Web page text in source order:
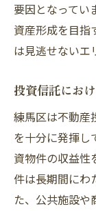
子育
ファ
住宅
教育
賃貸需要
安定
投資
市場
要因となってい
資産形成を目指
は見逃せないエ
投資信託にお
練馬区は不動産
を十分に発揮し
資物件の収益性
件は長期間にわ
た、公共施設や